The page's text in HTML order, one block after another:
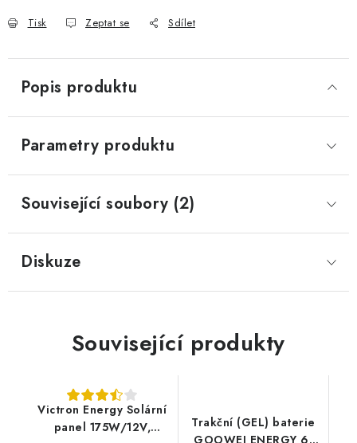
OBCHODNÍ PODMÍNKY
GDPR
Prodejna JESENICE Prodejna PRAHA
Prodejna BRNO
Prodejna NEHVIZDY
Prodejna ÚSTÍ n. LABEM
KONTAKTY
POŠTOVNÉ A DOPRAVA
OBCHODNÍ PODMÍNKY
GDPR
AKUMULÁTORŮ
Tisk Zeptat se Sdílet
Popis produktu
Parametry produktu
Související soubory (2)
Diskuze
Související produkty
Victron Energy Solární
panel 175W/12V,
Trakční (GEL) baterie
GOOWEI ENERGY 6-